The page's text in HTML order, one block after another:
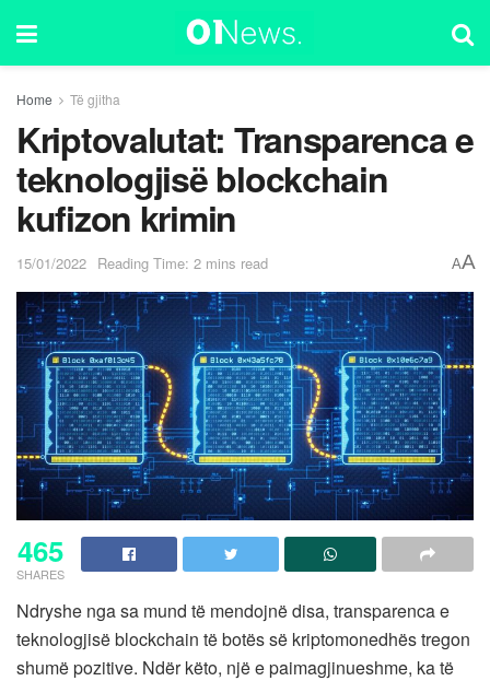
Home Të gjitha
Kriptovalutat: Transparenca e
teknologjisë blockchain
kufizon krimin
15/01/2022 Reading Time: 2 mins read AA
465
SHARES
Ndryshe nga sa mund të mendojnë disa, transparenca e
teknologjisë blockchain të botës së kriptomonedhës tregon
shumë pozitive. Ndër këto, një e paimagjinueshme, ka të